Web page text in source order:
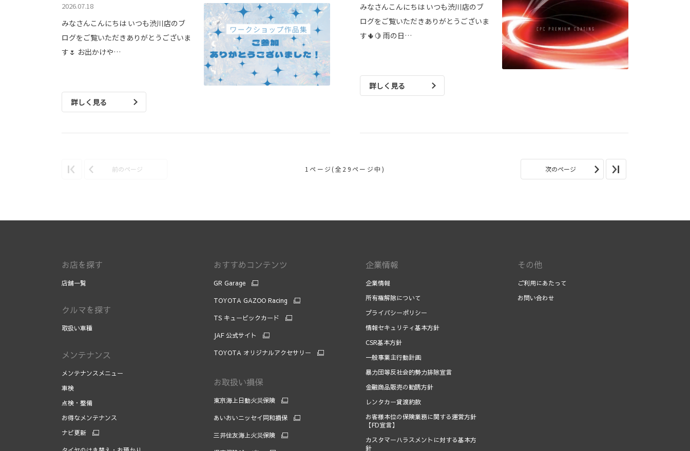
2026.07.18
みなさんこんにちは いつも渋川店のブ
ログをご覧いただきありがとうございま
す🌷 お出かけや…
詳しく見る
みなさんこんにちは いつも渋川店のブ
ログをご覧いただきありがとうございま
す🌵🍋 雨の日…
詳しく見る
前のページ 1ページ(全29ページ中) 次のページ
お店を探す
店舗一覧
クルマを探す
取扱い車種
メンテナンス
メンテナンスメニュー
車検
点検・整備
お得なメンテナンス
ナビ更新
おすすめコンテンツ
GR Garage
TOYOTA GAZOO Racing
TS キュービックカード
JAF 公式サイト
TOYOTA オリジナルアクセサリー
お取扱い損保
東京海上日動火災保険
あいおいニッセイ同和損保
三井住友海上火災保険
企業情報
企業情報
所有権解除について
プライバシーポリシー
情報セキュリティ基本方針
CSR基本方針
一般事業主行動計画
暴力団等反社会的勢力排除宣言
金融商品販売の勧誘方針
レンタカー貸渡約款
お客様本位の保険業務に関する運営方針
【FD宣言】
カスタマーハラスメントに対する基本方
針
その他
ご利用にあたって
お問い合わせ